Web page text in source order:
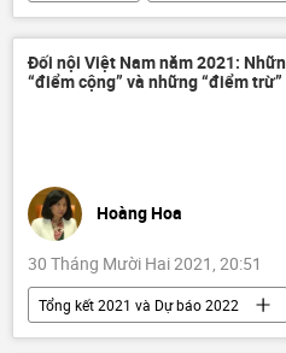
xung đột
công nghệ
chiến tranh thế giới thứ ba
Đối nội Việt Nam năm 2021:
“điểm cộng” và những “điểm trừ”
Hoàng Hoa
30 Tháng Mười Hai 2021, 20:51
Tổng kết 2021 và Dự báo 2022
Quan điểm-Ý kiến
Tác giả